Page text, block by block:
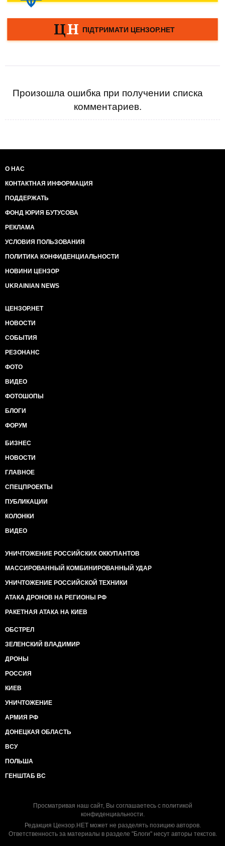
Произошла ошибка при получении списка
комментариев.
О НАС
КОНТАКТНАЯ ИНФОРМАЦИЯ
ПОДДЕРЖАТЬ
ФОНД ЮРИЯ БУТУСОВА
РЕКЛАМА
УСЛОВИЯ ПОЛЬЗОВАНИЯ
ПОЛИТИКА КОНФИДЕНЦИАЛЬНОСТИ
НОВИНИ ЦЕНЗОР
UKRAINIAN NEWS
ЦЕНЗОР.НЕТ
НОВОСТИ
СОБЫТИЯ
РЕЗОНАНС
ФОТО
ВИДЕО
ФОТОШОПЫ
БЛОГИ
ФОРУМ
БИЗНЕС
НОВОСТИ
ГЛАВНОЕ
СПЕЦПРОЕКТЫ
ПУБЛИКАЦИИ
КОЛОНКИ
ВИДЕО
УНИЧТОЖЕНИЕ РОССИЙСКИХ ОККУПАНТОВ
МАССИРОВАННЫЙ КОМБИНИРОВАННЫЙ УДАР
УНИЧТОЖЕНИЕ РОССИЙСКОЙ ТЕХНИКИ
АТАКА ДРОНОВ НА РЕГИОНЫ РФ
РАКЕТНАЯ АТАКА НА КИЕВ
ОБСТРЕЛ
ЗЕЛЕНСКИЙ ВЛАДИМИР
ДРОНЫ
РОССИЯ
КИЕВ
УНИЧТОЖЕНИЕ
АРМИЯ РФ
ДОНЕЦКАЯ ОБЛАСТЬ
ВСУ
ПОЛЬША
ГЕНШТАБ ВС
Просматривая наш сайт, Вы соглашаетесь с политикой
конфиденциальности.
Редакция Цензор.НЕТ может не разделять позицию авторов.
Ответственность за материалы в разделе "Блоги" несут авторы текстов.